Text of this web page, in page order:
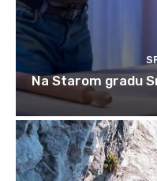
Na Starom gradu